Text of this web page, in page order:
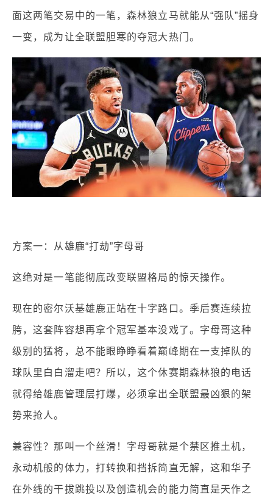
面这两笔交易中的一笔，森林狼立马就能从“强队”摇身
一变，成为让全联盟胆寒的夺冠大热门。
方案一：从雄鹿“打劫”字母哥
这绝对是一笔能彻底改变联盟格局的惊天操作。
现在的密尔沃基雄鹿正站在十字路口。季后赛连续拉
胯，这套阵容想再拿个冠军基本没戏了。字母哥这种
级别的猛将，总不能眼睁睁看着巅峰期在一支掉队的
球队里白白溜走吧？所以，这个休赛期森林狼的电话
就得给雄鹿管理层打爆，必须拿出全联盟最凶狠的架
势来抢人。
兼容性？那叫一个丝滑！字母哥就是个禁区推土机，
永动机般的体力，打转换和挡拆简直无解，这和华子
在外线的干拔跳投以及创造机会的能力简直是天作之